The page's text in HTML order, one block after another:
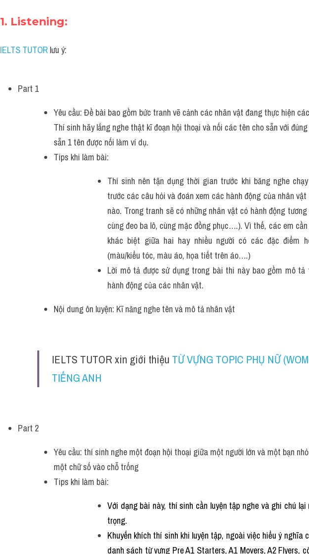
1. Listening:
IELTS TUTOR lưu ý:
Part 1
Yêu cầu: Đề bài bao gồm bức tranh vẽ cảnh các nhân vật đang thực hiện
Thí sinh hãy lắng nghe thật kĩ đoạn hội thoại và nối các tên cho sẵn với
sẵn 1 tên được nối làm ví dụ.
Tips khi làm bài:
Thí sinh nên tận dụng thời gian trước khi băng nghe
trước các câu hỏi và đoán xem các hành động của nhân
nào. Trong tranh sẽ có những nhân vật có hành động
cùng đeo ba lô, cùng mặc đồng phục….). Vì thế, các em
khác biệt giữa hai hay nhiều người có các đặc điểm
(màu/kiểu tóc, màu áo, họa tiết trên áo….)
Lời mô tả được sử dụng trong bài thi này bao gồm mô tả
hành động của các nhân vật.
Nội dung ôn luyện: Kĩ năng nghe tên và mô tả nhân vật
IELTS TUTOR xin giới thiệu TỪ VỰNG TOPIC PHỤ NỮ
TIẾNG ANH
Part 2
Yêu cầu: thí sinh nghe một đoạn hội thoại giữa một người lớn và một bạn
một chữ số vào chỗ trống
Tips khi làm bài:
Với dạng bài này, thí sinh cần luyện tập nghe và ghi chú
trọng.
Khuyến khích thí sinh khi luyện tập, ngoài việc hiểu ý nghĩa
danh sách từ vựng Pre A1 Starters, A1 Movers, A2 Flyers,